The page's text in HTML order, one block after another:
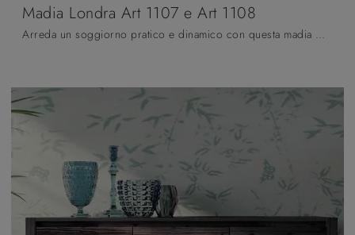
Madia Londra Art 1107 e Art 1108
Arreda un soggiorno pratico e dinamico con questa madia Madia Londra Art 1107 e Art 1108 di Fratelli Mirandola: scopri le più belle Madie in legno ...